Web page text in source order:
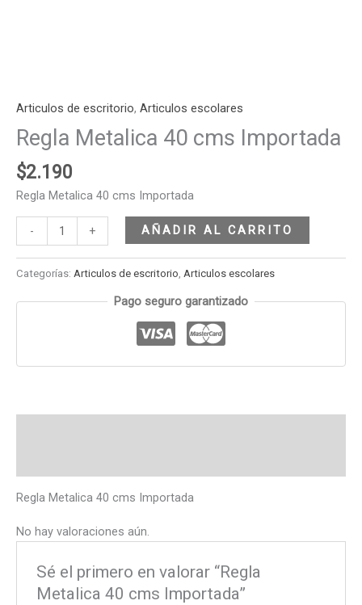
Articulos de escritorio, Articulos escolares
Regla Metalica 40 cms Importada
$2.190
Regla Metalica 40 cms Importada
- + AÑADIR AL CARRITO
Categorías: Articulos de escritorio Articulos escolares
Pago seguro garantizado
Regla Metalica 40 cms Importada
No hay valoraciones aún.
Sé el primero en valorar “Regla
Metalica 40 cms Importada”